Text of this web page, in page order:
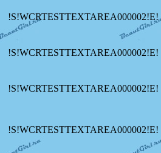
!S!WCRTESTTEXTAREA000002!E!
!S!WCRTESTTEXTAREA000002!E!
!S!WCRTESTTEXTAREA000002!E!
!S!WCRTESTTEXTAREA000002!E!